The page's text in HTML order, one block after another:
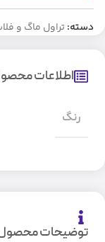
دسته:تراول ماگ و
توضیحات
اطلاعات
رنگ